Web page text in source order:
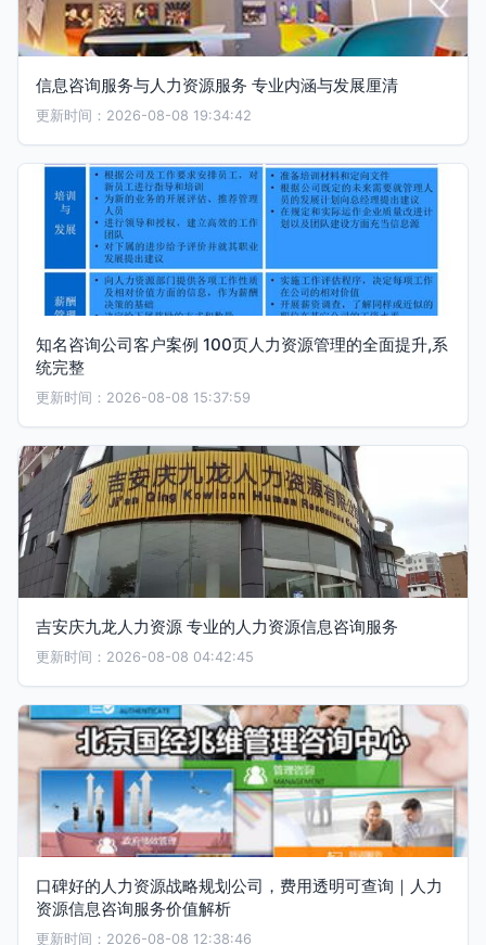
信息咨询服务与人力资源服务 专业内涵与发展厘清
更新时间：2026-08-08 19:34:42
知名咨询公司客户案例 100页人力资源管理的全面提升,系
统完整
更新时间：2026-08-08 15:37:59
吉安庆九龙人力资源 专业的人力资源信息咨询服务
更新时间：2026-08-08 04:42:45
口碑好的人力资源战略规划公司，费用透明可查询｜人力
资源信息咨询服务价值解析
更新时间：2026-08-08 12:38:46